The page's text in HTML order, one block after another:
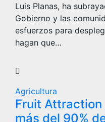
Luis Planas, ha
Gobierno y las
esfuerzos para
hagan que…
Agricultura
Fruit
más del 90%